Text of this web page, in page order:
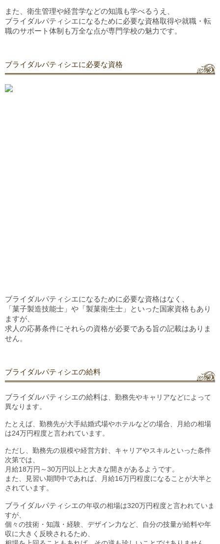
また、衛生管理や経営学などの知識も学べるうえ、
ブライダルパティシエになるために必要な資格取得や就職・転
職のサポート体制も万全な点が専門学校の魅力です。
ブライダルパティシエに必要な資格
ブライダルパティシエになるために必要な資格はなく、
「菓子製造技能士」や「製菓衛生士」といった国家資格もあり
ますが、
求人の応募条件にそれらの資格が必要である旨の記載はありま
せん。
ブライダルパティシエの給料
ブライダルパティシエの給料は 、勤務先やキャリアなどによって
異なります。
たとえば、勤務先が大手結婚式場やホテルなどの場合、月給の相場
は24万円程度と言われています。
ただし、勤務先の規模や経営方針、キャリアやスキルといった条件
次第では、
月給18万円～30万円以上と大きな開きがあるようです。
また、見習い期間中であれば、月給16万円程度になることが大半と
されています。
ブライダルパティシエの年収の相場は320万円程度と言われていま
すが、
個々の技術・知識・経験、デザイン力など、自分の技量が給料や年
収に大きく反映されるため、